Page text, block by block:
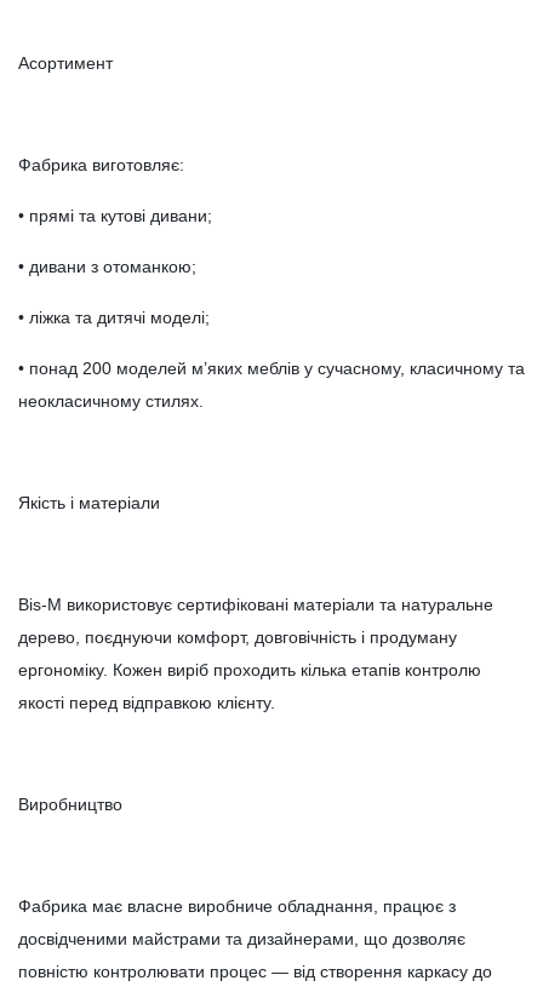
Асортимент
Фабрика виготовляє:
• прямі та кутові дивани;
• дивани з отоманкою;
• ліжка та дитячі моделі;
• понад 200 моделей м’яких меблів у сучасному, класичному та
неокласичному стилях.
Якість і матеріали
Bis-M використовує сертифіковані матеріали та натуральне
дерево, поєднуючи комфорт, довговічність і продуману
ергономіку. Кожен виріб проходить кілька етапів контролю
якості перед відправкою клієнту.
Виробництво
Фабрика має власне виробниче обладнання, працює з
досвідченими майстрами та дизайнерами, що дозволяє
повністю контролювати процес — від створення каркасу до